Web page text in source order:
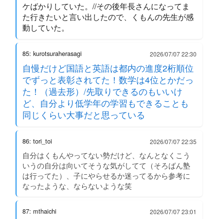
ケばかりしていた。//その後年長さんになってま
た行きたいと言い出したので、くもんの先生が感
動していた。
85: kurotsuraherasagi 2026/07/07 22:30
自慢だけど国語と英語は都内の進度2桁順位
でずっと表彰されてた！数学は4位とかだっ
た！（過去形）/先取りできるのもいいけ
ど、自分より低学年の学習もできることも
同じくらい大事だと思っている
86: tori_toi 2026/07/07 22:35
自分はくもんやってない勢だけど、なんとなくこう
いうの自分は向いてそうな気がしてて（そろばん塾
は行ってた）、子にやらせるか迷ってるから参考に
なったような、ならないような笑
87: mthaichi 2026/07/07 23:01